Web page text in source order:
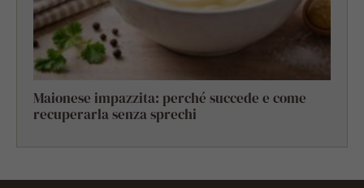
Maionese impazzita: perché succede e come
recuperarla senza sprechi